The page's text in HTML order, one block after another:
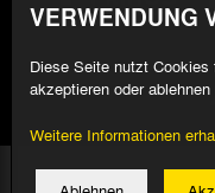
© 2026
VERWENDUNG
Diese Seite nutzt
akzeptieren oder
Weitere Informationen